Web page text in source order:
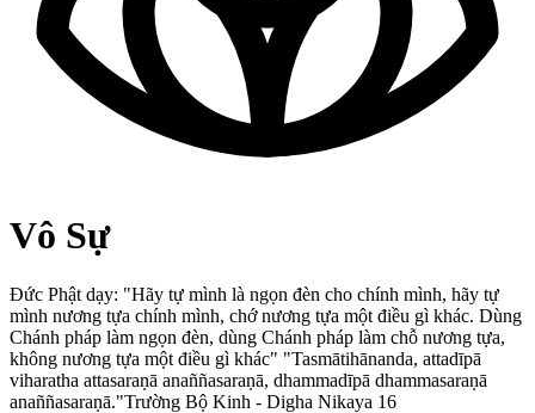
Vô Sự
Đức Phật dạy: "Hãy tự mình là ngọn đèn cho chính mình, hãy tự
mình nương tựa chính mình, chớ nương tựa một điều gì khác. Dùng
Chánh pháp làm ngọn đèn, dùng Chánh pháp làm chỗ nương tựa,
không nương tựa một điều gì khác" "Tasmātihānanda, attadīpā
viharatha attasaraṇā anaññasaraṇā, dhammadīpā dhammasaraṇā
anaññasaraṇā."Trường Bộ Kinh - Digha Nikaya 16